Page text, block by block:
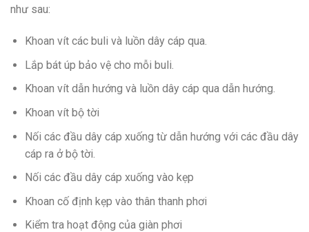
như sau:
Khoan vít các buli và luồn dây cáp qua.
Lắp bát úp bảo vệ cho mỗi buli.
Khoan vít dẫn hướng và luồn dây cáp qua dẫn hướng.
Khoan vít bộ tời
Nối các đầu dây cáp xuống từ dẫn hướng với các đầu dây
cáp ra ở bộ tời.
Nối các đầu dây cáp xuống vào kẹp
Khoan cố định kẹp vào thân thanh phơi
Kiểm tra hoạt động của giàn phơi